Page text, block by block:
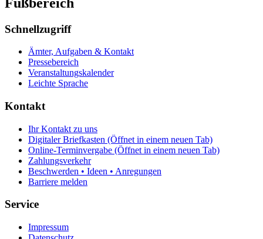
Schnellzugriff
Ämter, Aufgaben & Kontakt
Pressebereich
Veranstaltungskalender
Leichte Sprache
Kontakt
Ihr Kontakt zu uns
Digitaler Briefkasten (Öffnet in einem neuen Tab)
Online-Terminvergabe (Öffnet in einem neuen Tab)
Zahlungsverkehr
Beschwerden • Ideen • Anregungen
Barriere melden
Service
Impressum